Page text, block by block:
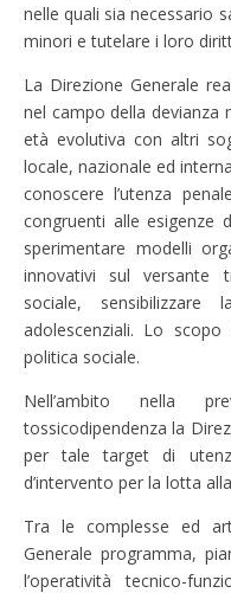
nelle quali sia necessario
minori e tutelare i loro
La Direzione Generale
nel campo della devianza
età evolutiva con altri
locale, nazionale ed
conoscere l’utenza
congruenti alle esigenze
sperimentare modelli
innovativi sul versante
sociale, sensibilizzare
adolescenziali. Lo
politica sociale.
Nell’ambito nella
tossicodipendenza la
per tale target di
d’intervento per la lotta
Tra le complesse ed
Generale programma,
l’operatività tecnico-